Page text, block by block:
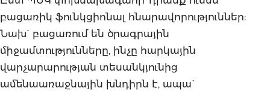
բացառիկ ֆունկցիոնալ հնարավորություններ:
Նախ` բացառում են ծրագրային
միջամտությունները, ինչը հարկային
վարչարարության տեսանկյունից
ամենաառաջնային խնդիրն է, ապա`